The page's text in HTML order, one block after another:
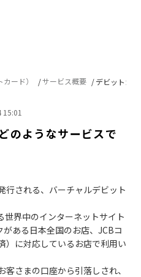
ード） サービス概要 デビットカ
のようなサービスで
行される、バーチャルデビット
世界中のインターネットサイト
ある日本全国のお店、JCBコ
）に対応しているお店で利用い
さまの口座から引落しされ、